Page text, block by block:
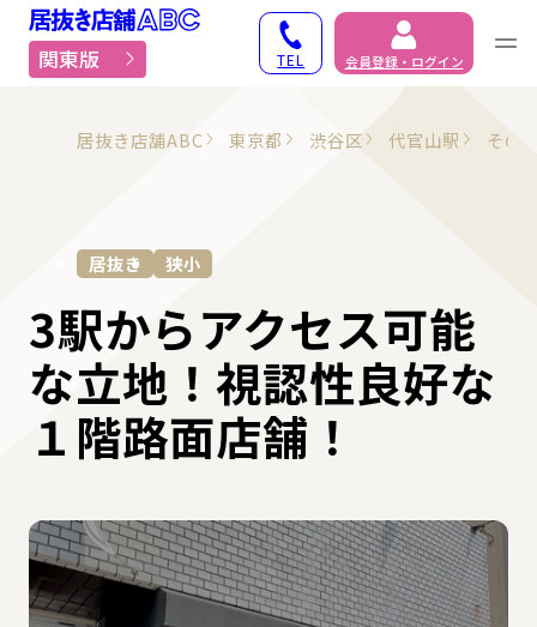
居抜き物件・貸店舗で
関東版 TEL 会員登録・ログイン
居抜き店舗ABC 東京都 渋谷区 代官山駅 その
居抜き 狭小
3駅からアクセス可能
な立地！視認性良好な
１階路面店舗！